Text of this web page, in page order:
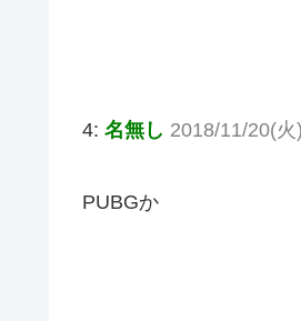
4: 名無し 2018/11/20(
PUBGか